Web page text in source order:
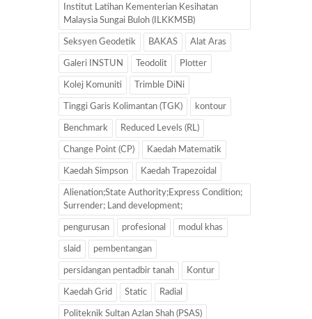
Institut Latihan Kementerian Kesihatan
Malaysia Sungai Buloh (ILKKMSB)
Seksyen Geodetik BAKAS Alat Aras
Galeri INSTUN Teodolit Plotter
Kolej Komuniti Trimble DiNi
Tinggi Garis Kolimantan (TGK) kontour
Benchmark Reduced Levels (RL)
Change Point (CP) Kaedah Matematik
Kaedah Simpson Kaedah Trapezoidal
Alienation;State Authority;Express Condition;
Surrender; Land development;
pengurusan profesional modul khas
slaid pembentangan
persidangan pentadbir tanah Kontur
Kaedah Grid Static Radial
Politeknik Sultan Azlan Shah (PSAS)